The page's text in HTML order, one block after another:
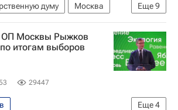
Еще9
думу
Москва
Политика
Госдума РФ
дума
ОП Москвы Рыжков
итогам выборов
29447
Еще4